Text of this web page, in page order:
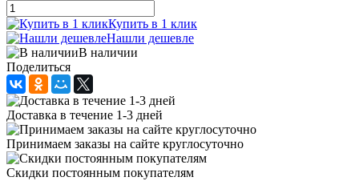
Купить в 1 клик
Нашли дешевле
В наличии
Поделиться
Доставка в течение 1-3 дней
Принимаем заказы на сайте круглосуточно
Скидки постоянным покупателям